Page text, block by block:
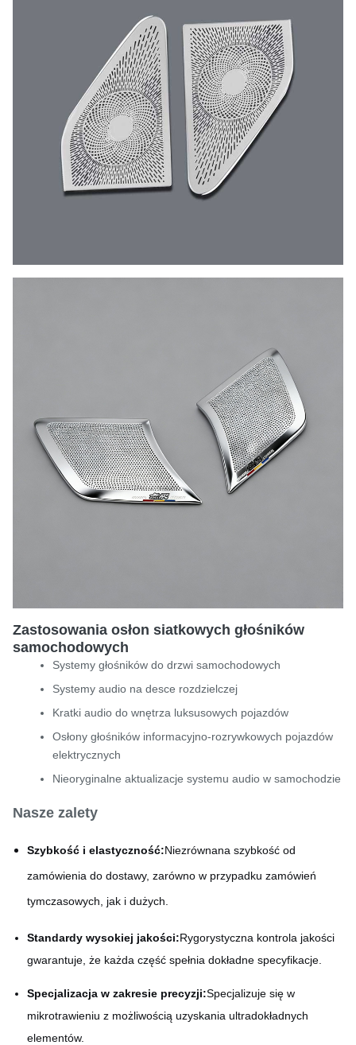
Zastosowania osłon siatkowych głośników
samochodowych
Systemy głośników do drzwi samochodowych
Systemy audio na desce rozdzielczej
Kratki audio do wnętrza luksusowych pojazdów
Osłony głośników informacyjno-rozrywkowych pojazdów
elektrycznych
Nieoryginalne aktualizacje systemu audio w samochodzie
Nasze zalety
Szybkość i elastyczność:Niezrównana szybkość od
zamówienia do dostawy, zarówno w przypadku zamówień
tymczasowych, jak i dużych.
Standardy wysokiej jakości:Rygorystyczna kontrola jakości
gwarantuje, że każda część spełnia dokładne specyfikacje.
Specjalizacja w zakresie precyzji:Specjalizuje się w
mikrotrawieniu z możliwością uzyskania ultradokładnych
elementów.